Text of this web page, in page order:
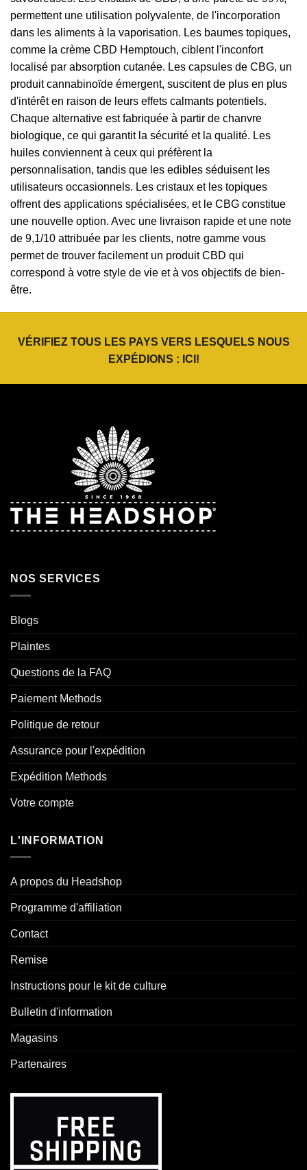
permettent une utilisation polyvalente, de l'incorporation
dans les aliments à la vaporisation. Les baumes topiques,
comme la crème CBD Hemptouch, ciblent l'inconfort
localisé par absorption cutanée. Les capsules de CBG, un
produit cannabinoïde émergent, suscitent de plus en plus
d'intérêt en raison de leurs effets calmants potentiels.
Chaque alternative est fabriquée à partir de chanvre
biologique, ce qui garantit la sécurité et la qualité. Les
huiles conviennent à ceux qui préfèrent la
personnalisation, tandis que les edibles séduisent les
utilisateurs occasionnels. Les cristaux et les topiques
offrent des applications spécialisées, et le CBG constitue
une nouvelle option. Avec une livraison rapide et une note
de 9,1/10 attribuée par les clients, notre gamme vous
permet de trouver facilement un produit CBD qui
correspond à votre style de vie et à vos objectifs de bien-
être.
VÉRIFIEZ TOUS LES PAYS VERS LESQUELS NOUS
EXPÉDIONS : ICI !
NOS SERVICES
Blogs
Plaintes
Questions de la FAQ
Paiement Methods
Politique de retour
Assurance pour l'expédition
Expédition Methods
Votre compte
L'INFORMATION
A propos du Headshop
Programme d'affiliation
Contact
Remise
Instructions pour le kit de culture
Bulletin d'information
Magasins
Partenaires